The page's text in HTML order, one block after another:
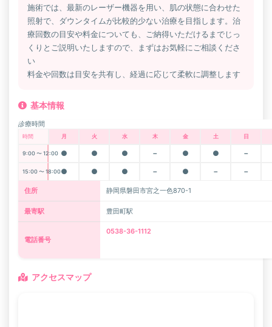
施術では、最新のレーザー機器を用い、肌の状態に合わせた
照射で、ダウンタイムが比較的少ない治療を目指します。治
療回数の目安や料金についても、ご納得いただけるまでじっ
くりとご説明いたしますので、まずはお気軽にご相談くださ
い
料金や回数は目安を共有し、経過に応じて柔軟に調整します
基本情報
診療時間
時間 月 火 水 木 金 土 日
9:00 〜 12:00 ● ● ● － ● ● －
15:00 〜 18:00● ● ● － ● － －
住所 静岡県磐田市宮之一色870-1
最寄駅 豊田町駅
電話番号
0538-36-1112
アクセスマップ